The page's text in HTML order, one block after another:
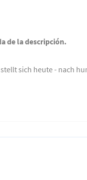
de la descripción.
sich heute - nach